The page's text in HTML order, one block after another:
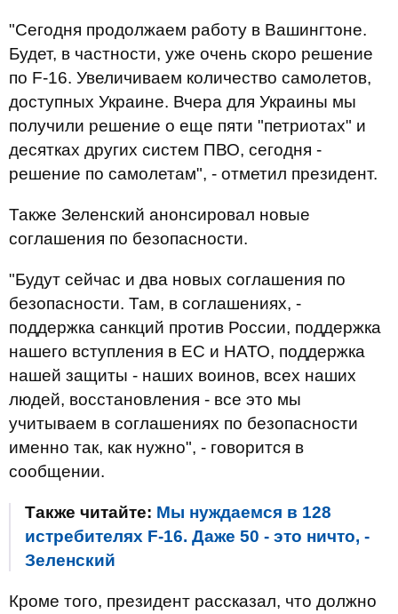
"Сегодня продолжаем работу в Вашингтоне.
Будет, в частности, уже очень скоро решение
по F-16. Увеличиваем количество самолетов,
доступных Украине. Вчера для Украины мы
получили решение о еще пяти "петриотах" и
десятках других систем ПВО, сегодня -
решение по самолетам", - отметил президент.
Также Зеленский анонсировал новые
соглашения по безопасности.
"Будут сейчас и два новых соглашения по
безопасности. Там, в соглашениях, -
поддержка санкций против России, поддержка
нашего вступления в ЕС и НАТО, поддержка
нашей защиты - наших воинов, всех наших
людей, восстановления - все это мы
учитываем в соглашениях по безопасности
именно так, как нужно", - говорится в
сообщении.
Также читайте: Мы нуждаемся в 128
истребителях F-16. Даже 50 - это ничто, -
Зеленский
Кроме того, президент рассказал, что должно